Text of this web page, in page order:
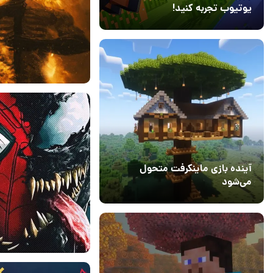
یوتیوب تجربه کنید!
41
آینده بازی ماینکرفت متحول
می‌شود
۰ 15 شهریور 1404